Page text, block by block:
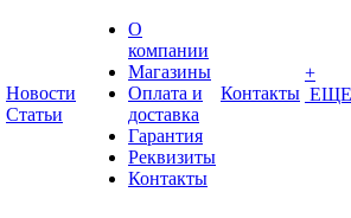
Новости
Статьи
О
компании
Магазины
Оплата и
доставка
Гарантия
Реквизиты
Контакты
Контакты
+
ЕЩЕ